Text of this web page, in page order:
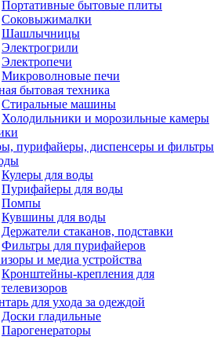
Портативные бытовые плиты
Соковыжималки
Шашлычницы
Электрогрили
Электропечи
Микроволновые печи
бытовая техника
Стиральные машины
Холодильники и морозильные камеры
пурифайеры, диспенсеры и фильтры
Кулеры для воды
Пурифайеры для воды
Помпы
Кувшины для воды
Держатели стаканов, подставки
Фильтры для пурифайеров
и медиа устройства
Кронштейны-крепления для
телевизоров
для ухода за одеждой
Доски гладильные
Парогенераторы